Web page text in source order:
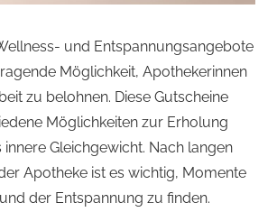
und Entspannungsangebote
Möglichkeit, Apothekerinnen
zu belohnen. Diese Gutscheine
Möglichkeiten zur Erholung
Gleichgewicht. Nach langen
Apotheke ist es wichtig, Momente
der Entspannung zu finden.